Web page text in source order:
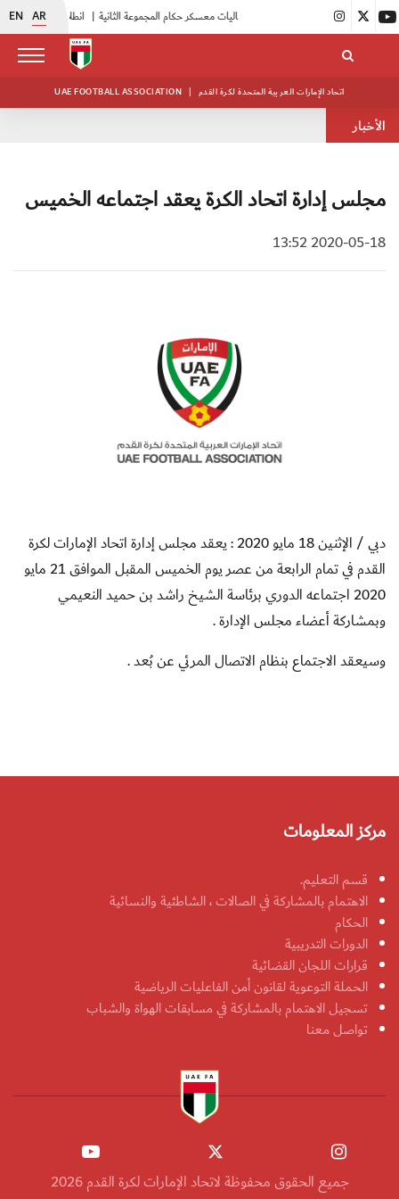
EN AR انطلاق منافسات بطولة النخبة لحرس الرئاسة |
UAE FOOTBALL ASSOCIATION | اتحاد الإمارات العربية المتحدة لكرة القدم
الأخبار
مجلس إدارة اتحاد الكرة يعقد اجتماعه الخميس
2020-05-18 13:52
دبي / الإثنين 18 مايو 2020 :
يعقد مجلس إدارة اتحاد الإمارات لكرة
القدم في تمام الرابعة من عصر يوم الخميس المقبل الموافق 21 مايو
2020 اجتماعه الدوري برئاسة الشيخ راشد بن حميد النعيمي
وبمشاركة أعضاء مجلس الإدارة .
وسيعقد الاجتماع بنظام الاتصال المرئي عن بُعد .
مركز المعلومات
قسم التعليم.
الاهتمام بالمشاركة في الصالات ، الشاطئية والنسائية
الحكام
الدورات التدريبية
قرارات اللجان القضائية
الحملة التوعوية لقانون أمن الفاعليات الرياضية
تسجيل الاهتمام بالمشاركة في مسابقات الهواة والشباب
تواصل معنا
جميع الحقوق محفوظة لاتحاد الإمارات لكرة القدم 2026